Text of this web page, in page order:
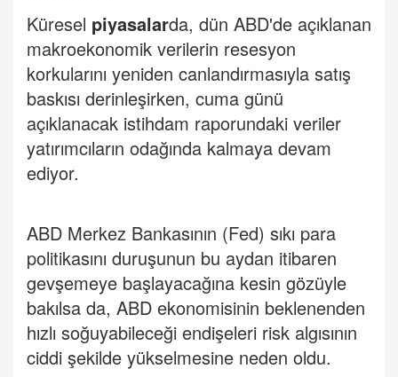
Küresel piyasalarda, dün ABD'de açıklanan
makroekonomik verilerin resesyon
korkularını yeniden canlandırmasıyla satış
baskısı derinleşirken, cuma günü
açıklanacak istihdam raporundaki veriler
yatırımcıların odağında kalmaya devam
ediyor.
ABD Merkez Bankasının (Fed) sıkı para
politikasını duruşunun bu aydan itibaren
gevşemeye başlayacağına kesin gözüyle
bakılsa da, ABD ekonomisinin beklenenden
hızlı soğuyabileceği endişeleri risk algısının
ciddi şekilde yükselmesine neden oldu.